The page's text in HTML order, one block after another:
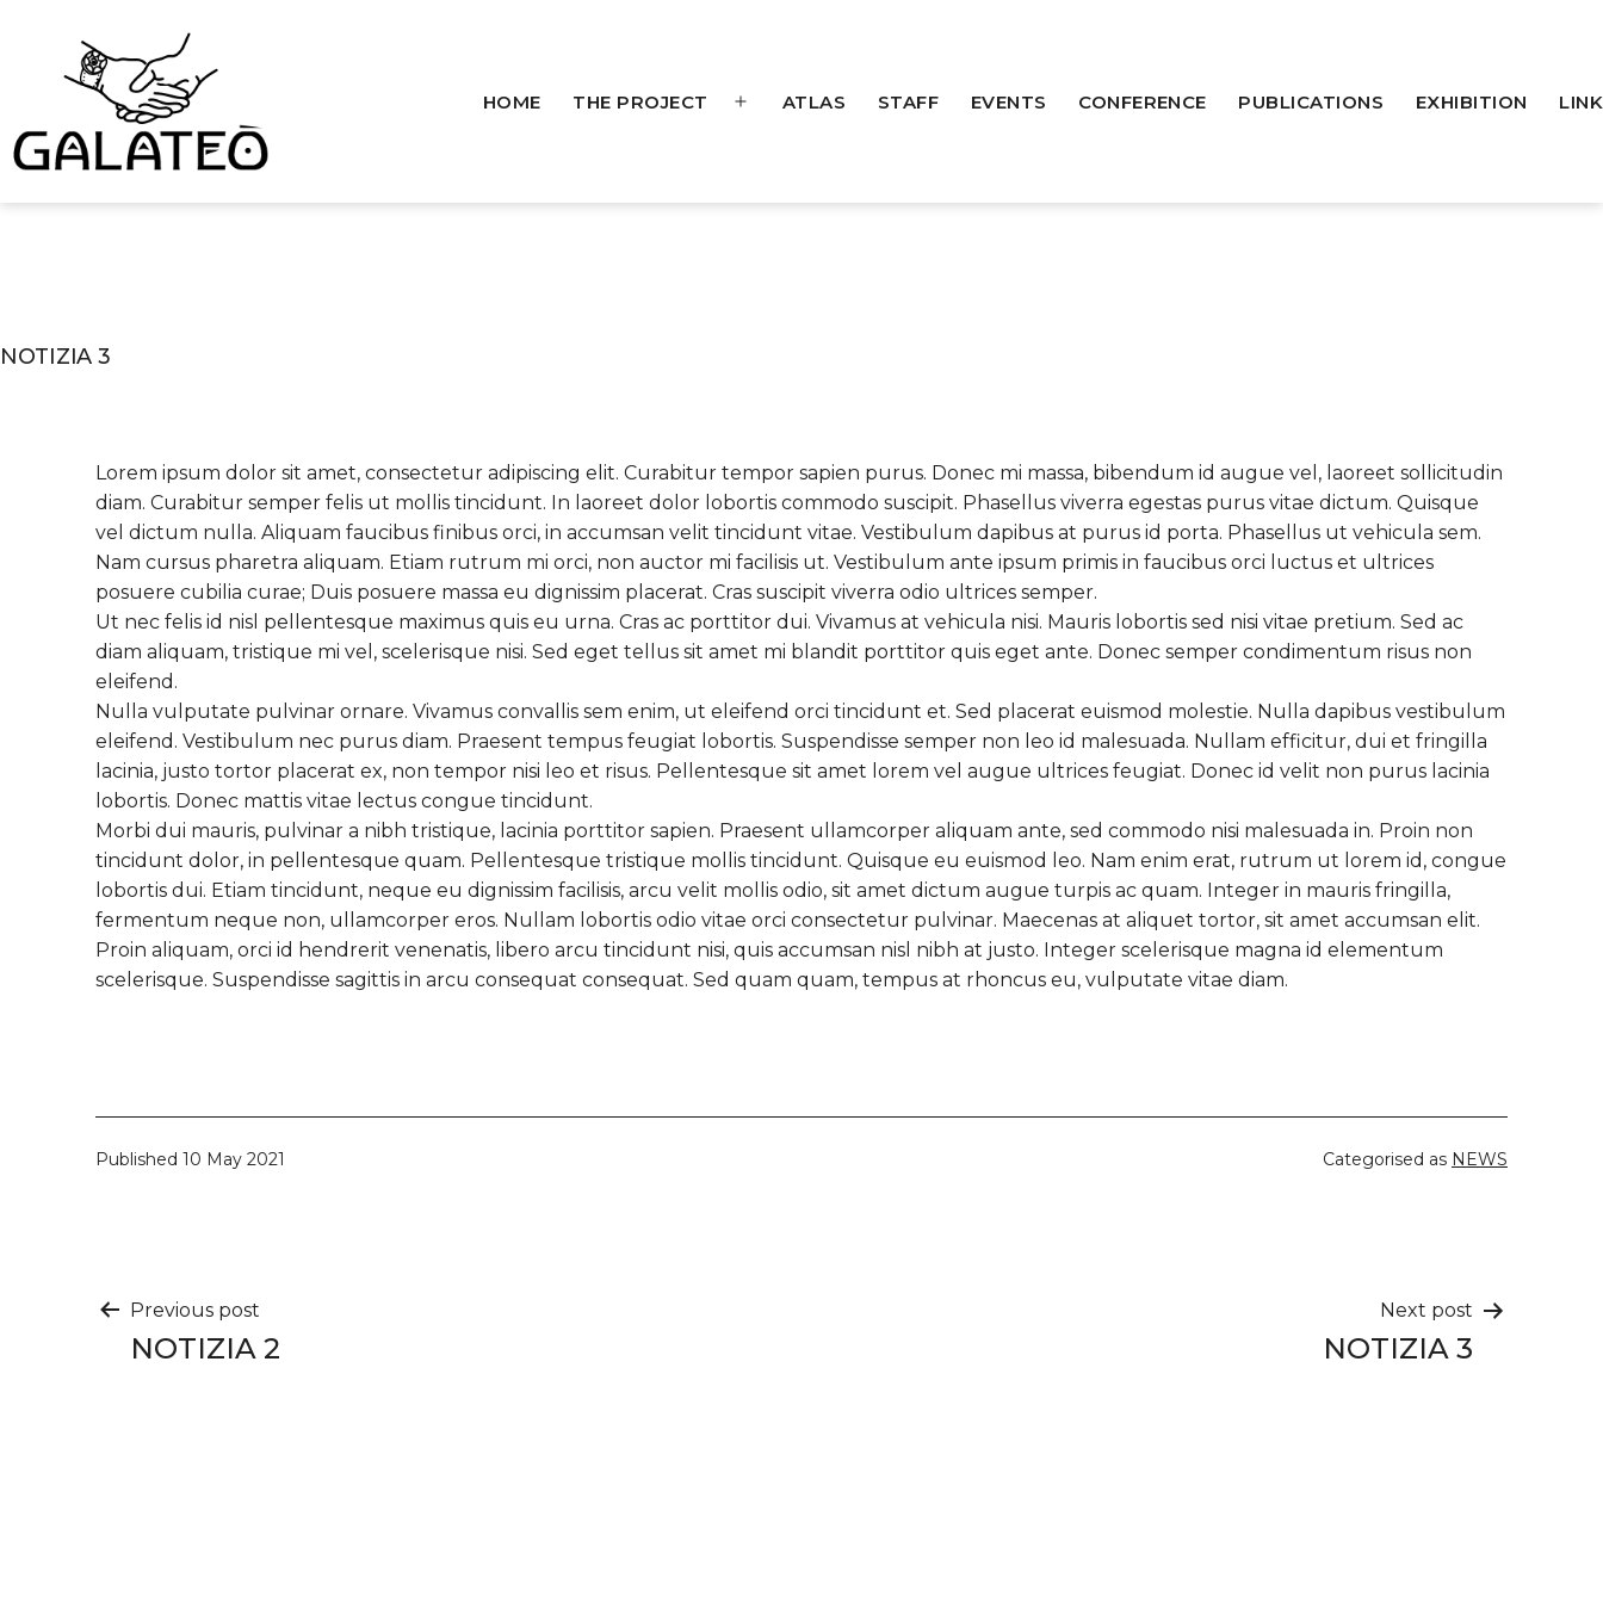
content
HOME THE PROJECT
OpenATLAS STAFF EVENTS CONFERENCE PUBLICATIONS EXHIBITION LINK
NOTIZIA 3
Lorem ipsum dolor sit amet, consectetur adipiscing elit. Curabitur tempor sapien purus. Donec mi massa, bibendum id augue vel, laoreet sollicitudin
diam. Curabitur semper felis ut mollis tincidunt. In laoreet dolor lobortis commodo suscipit. Phasellus viverra egestas purus vitae dictum. Quisque
vel dictum nulla. Aliquam faucibus finibus orci, in accumsan velit tincidunt vitae. Vestibulum dapibus at purus id porta. Phasellus ut vehicula sem.
Nam cursus pharetra aliquam. Etiam rutrum mi orci, non auctor mi facilisis ut. Vestibulum ante ipsum primis in faucibus orci luctus et ultrices
posuere cubilia curae; Duis posuere massa eu dignissim placerat. Cras suscipit viverra odio ultrices semper.
Ut nec felis id nisl pellentesque maximus quis eu urna. Cras ac porttitor dui. Vivamus at vehicula nisi. Mauris lobortis sed nisi vitae pretium. Sed ac
diam aliquam, tristique mi vel, scelerisque nisi. Sed eget tellus sit amet mi blandit porttitor quis eget ante. Donec semper condimentum risus non
eleifend.
Nulla vulputate pulvinar ornare. Vivamus convallis sem enim, ut eleifend orci tincidunt et. Sed placerat euismod molestie. Nulla dapibus vestibulum
eleifend. Vestibulum nec purus diam. Praesent tempus feugiat lobortis. Suspendisse semper non leo id malesuada. Nullam efficitur, dui et fringilla
lacinia, justo tortor placerat ex, non tempor nisi leo et risus. Pellentesque sit amet lorem vel augue ultrices feugiat. Donec id velit non purus lacinia
lobortis. Donec mattis vitae lectus congue tincidunt.
Morbi dui mauris, pulvinar a nibh tristique, lacinia porttitor sapien. Praesent ullamcorper aliquam ante, sed commodo nisi malesuada in. Proin non
tincidunt dolor, in pellentesque quam. Pellentesque tristique mollis tincidunt. Quisque eu euismod leo. Nam enim erat, rutrum ut lorem id, congue
lobortis dui. Etiam tincidunt, neque eu dignissim facilisis, arcu velit mollis odio, sit amet dictum augue turpis ac quam. Integer in mauris fringilla,
fermentum neque non, ullamcorper eros. Nullam lobortis odio vitae orci consectetur pulvinar. Maecenas at aliquet tortor, sit amet accumsan elit.
Proin aliquam, orci id hendrerit venenatis, libero arcu tincidunt nisi, quis accumsan nisl nibh at justo. Integer scelerisque magna id elementum
scelerisque. Suspendisse sagittis in arcu consequat consequat. Sed quam quam, tempus at rhoncus eu, vulputate vitae diam.
Published 10 May 2021 Categorised as NEWS
Post
Previous post
NOTIZIA 2
Next post
NOTIZIA 3